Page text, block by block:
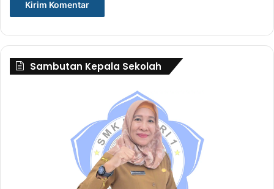
Sambutan Kepala Sekolah